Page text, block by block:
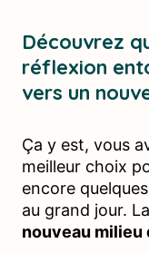
Découvrez
réflexion
vers un
Ça y est, vous
meilleur choix
encore
au grand jour.
nouveau milieu